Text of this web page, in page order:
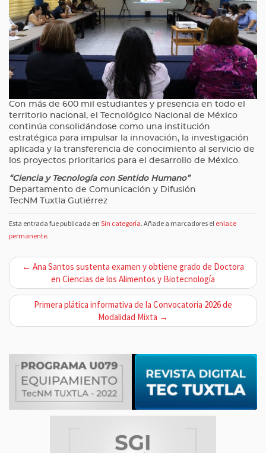
Con más de 600 mil estudiantes y presencia en todo el
territorio nacional, el Tecnológico Nacional de México
continúa consolidándose como una institución
estratégica para impulsar la innovación, la investigación
aplicada y la transferencia de conocimiento al servicio de
los proyectos prioritarios para el desarrollo de México.
“Ciencia y Tecnología con Sentido Humano”
Departamento de Comunicación y Difusión
TecNM Tuxtla Gutiérrez
Esta entrada fue publicada en Sin categoría. Añade a marcadores el enlace
permanente.
N
a
v
g
c
n
← Ana Santos sustenta examen y obtiene grado de Doctora
en Ciencias de los Alimentos y Biotecnología
Primera plática informativa de la Convocatoria 2026 de
Modalidad Mixta →